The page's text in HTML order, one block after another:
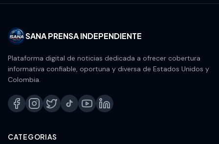
SANA PRENSA INDEPENDIENTE
Plataforma digital de noticias dedicada a ofrecer cobertura
informativa confiable, oportuna y diversa de Estados Unidos y
Colombia.
CATEGORIAS